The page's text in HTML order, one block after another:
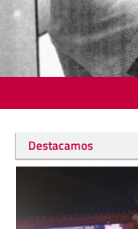
Destacamos